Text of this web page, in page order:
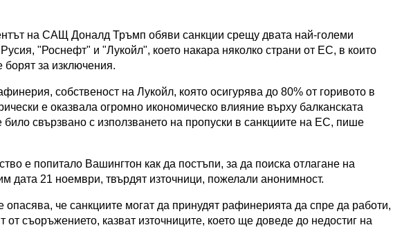
на САЩ Доналд Тръмп обяви санкции срещу двата най-големи
"Роснефт" и "Лукойл", което накара няколко страни от ЕС, в които
за изключения.
собственост на Лукойл, която осигурява до 80% от горивото в
е оказвала огромно икономическо влияние върху балканската
свързвано с използването на пропуски в санкциите на ЕС, пише
е попитало Вашингтон как да постъпи, за да поиска отлагане на
дата 21 ноември, твърдят източници, пожелали анонимност.
че санкциите могат да принудят рафинерията да спре да работи,
от съоръжението, казват източниците, което ще доведе до недостиг на